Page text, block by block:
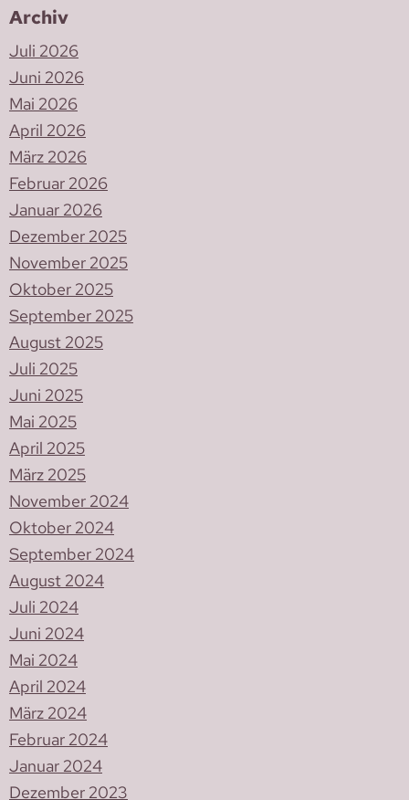
Archiv
Juli 2026
Juni 2026
Mai 2026
April 2026
März 2026
Februar 2026
Januar 2026
Dezember 2025
November 2025
Oktober 2025
September 2025
August 2025
Juli 2025
Juni 2025
Mai 2025
April 2025
März 2025
November 2024
Oktober 2024
September 2024
August 2024
Juli 2024
Juni 2024
Mai 2024
April 2024
März 2024
Februar 2024
Januar 2024
Dezember 2023